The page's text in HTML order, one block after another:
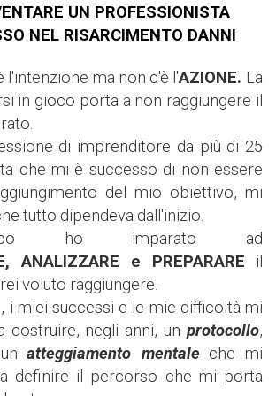
UN PROFESSIONISTA
NEL RISARCIMENTO DANNI
l'intenzione ma non c'è l'AZIONE. L a
in gioco porta a non raggiungere il
di imprenditore da più di 25
che mi è successo di non essere
del mio obiettivo, mi
tutto dipendeva dall'inizio.
ho imparato ad
ANALIZZARE e PREPARARE il
voluto raggiungere.
i miei successi e le mie difficoltà mi
costruire, negli anni, un protocollo,
unatteggiamento mentale che mi
definire il percorso che mi porta